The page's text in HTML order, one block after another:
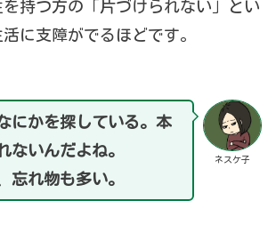
持つ方の「片づけられない」とい
に支障がでるほどです。
ネスケ子
にかを探している。本
ないんだよね。
忘れ物も多い。